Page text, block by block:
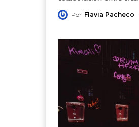
Por Flavia Pacheco